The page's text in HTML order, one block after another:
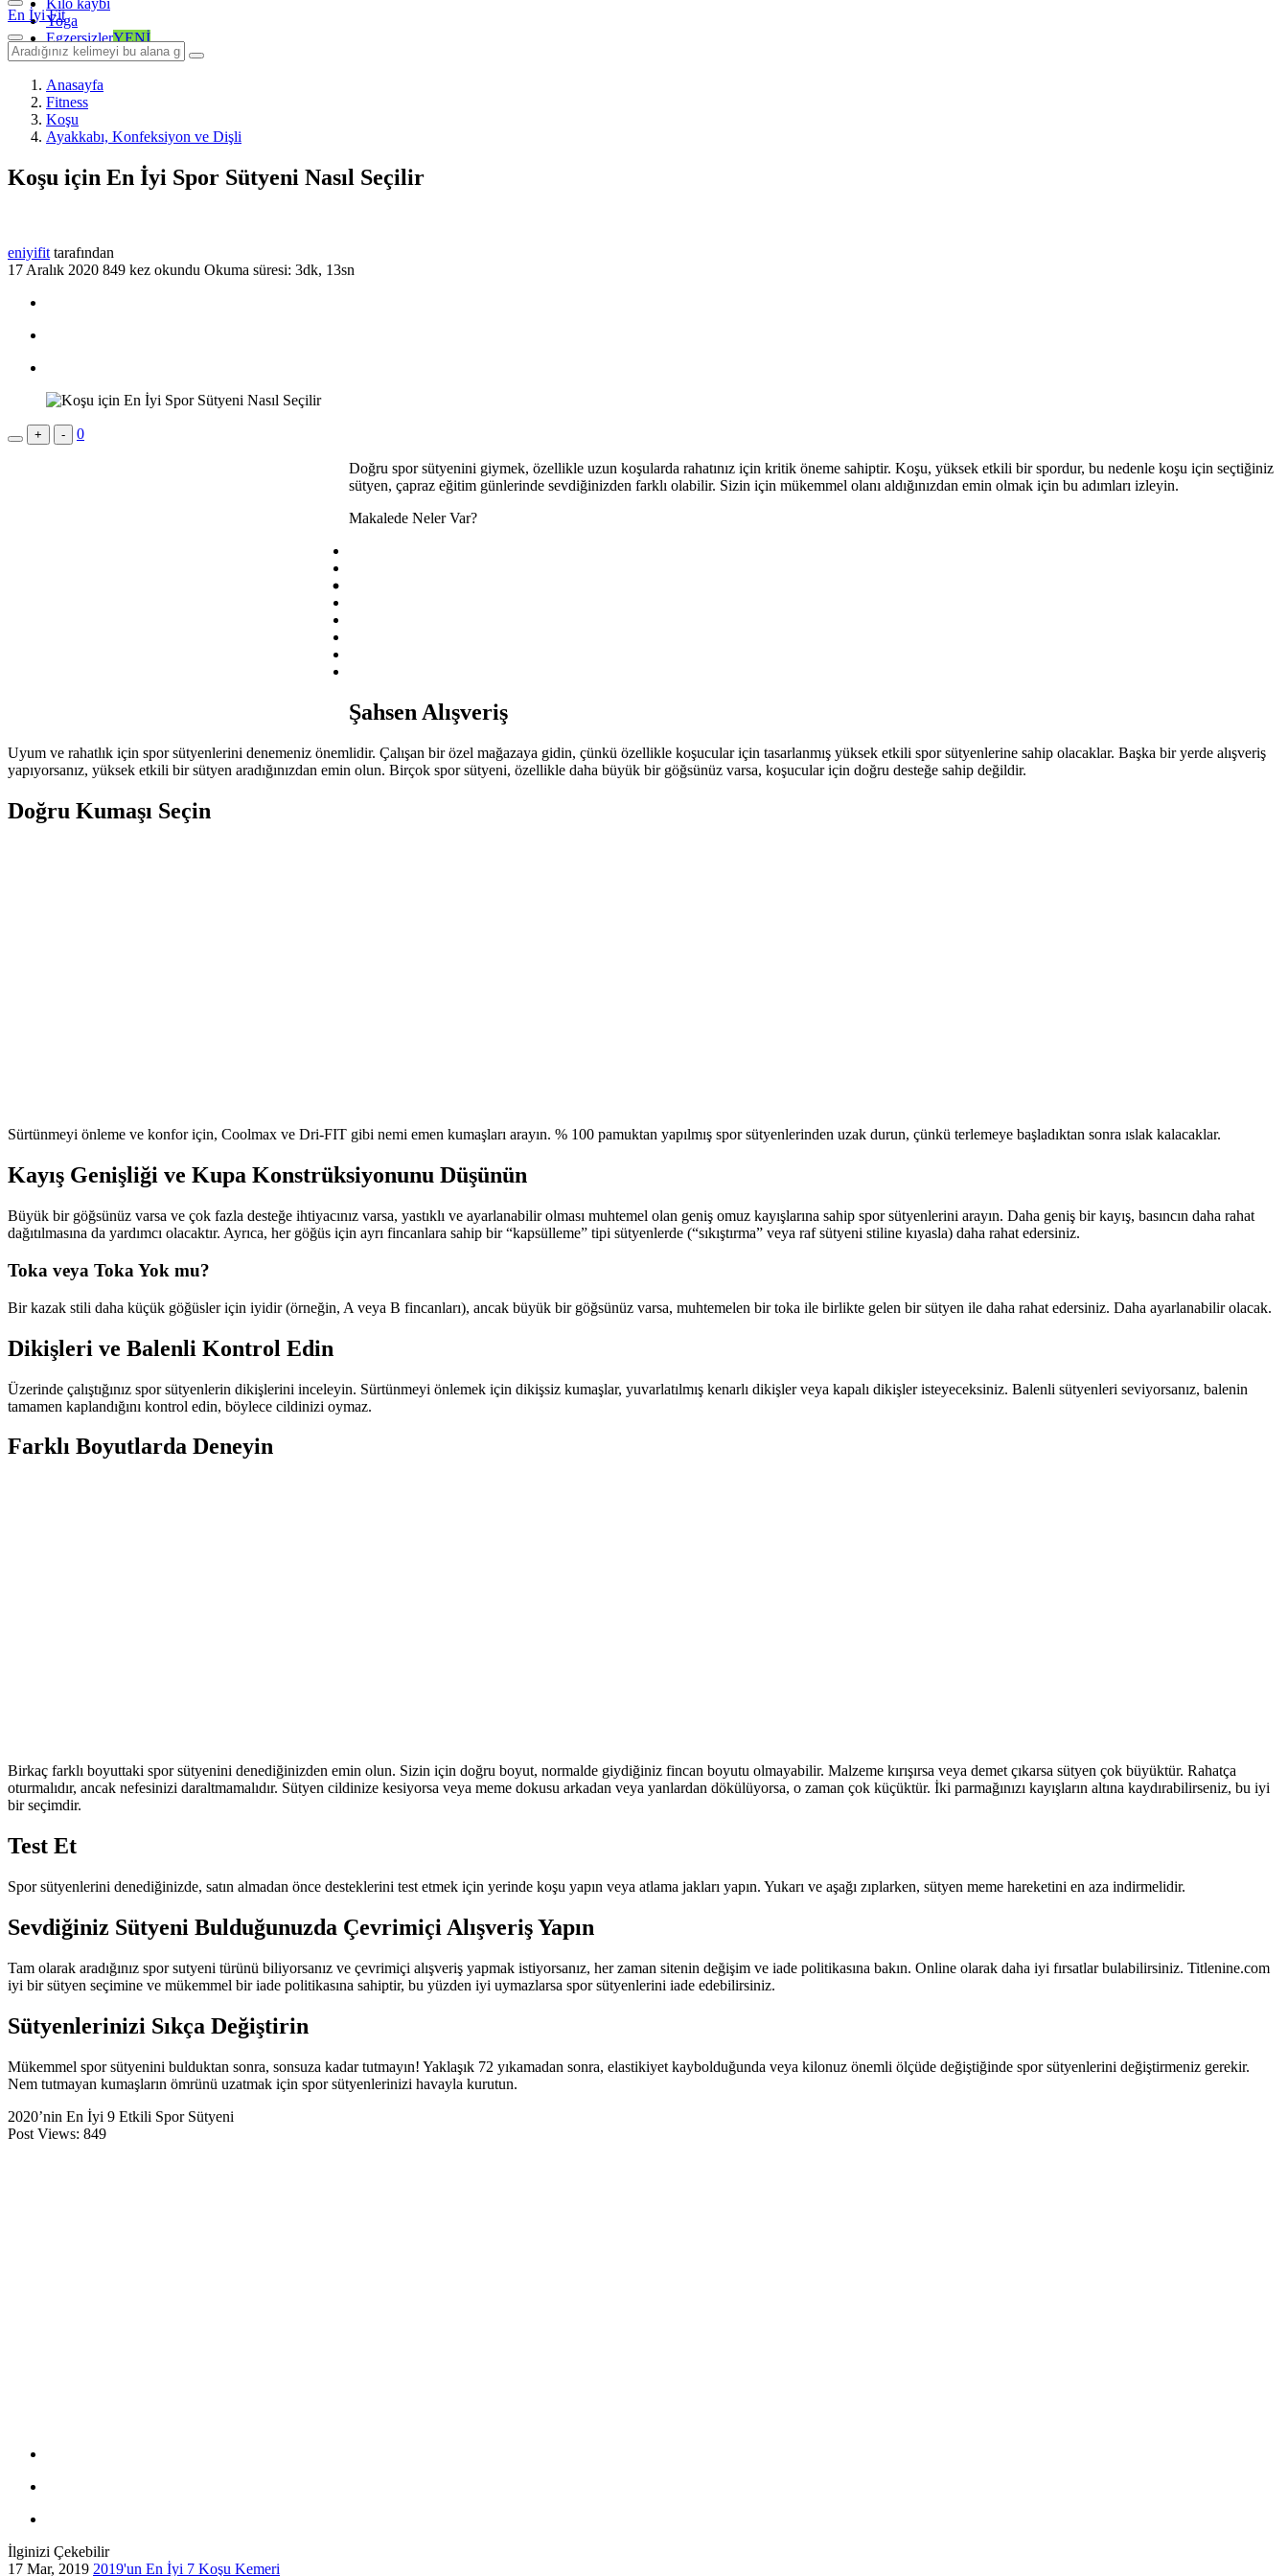
Kilo kaybı
Yoga
EgzersizlerYENİ
En İyi Fit
Anasayfa
Fitness
Koşu
Ayakkabı, Konfeksiyon ve Dişli
Koşu için En İyi Spor Sütyeni Nasıl Seçilir
eniyifit tarafından
17 Aralık 2020 849 kez okundu Okuma süresi: 3dk, 13sn
+ - 0
Doğru spor sütyenini giymek, özellikle uzun koşularda rahatınız için kritik öneme sahiptir. Koşu, yüksek etkili bir spordur, bu nedenle koşu için seçtiğiniz
sütyen, çapraz eğitim günlerinde sevdiğinizden farklı olabilir. Sizin için mükemmel olanı aldığınızdan emin olmak için bu adımları izleyin.
Makalede Neler Var?
Şahsen Alışveriş
Uyum ve rahatlık için spor sütyenlerini denemeniz önemlidir. Çalışan bir özel mağazaya gidin, çünkü özellikle koşucular için tasarlanmış yüksek etkili spor sütyenlerine sahip olacaklar. Başka bir yerde alışveriş
yapıyorsanız, yüksek etkili bir sütyen aradığınızdan emin olun. Birçok spor sütyeni, özellikle daha büyük bir göğsünüz varsa, koşucular için doğru desteğe sahip değildir.
Doğru Kumaşı Seçin
Sürtünmeyi önleme ve konfor için, Coolmax ve Dri-FIT gibi nemi emen kumaşları arayın. % 100 pamuktan yapılmış spor sütyenlerinden uzak durun, çünkü terlemeye başladıktan sonra ıslak kalacaklar.
Kayış Genişliği ve Kupa Konstrüksiyonunu Düşünün
Büyük bir göğsünüz varsa ve çok fazla desteğe ihtiyacınız varsa, yastıklı ve ayarlanabilir olması muhtemel olan geniş omuz kayışlarına sahip spor sütyenlerini arayın. Daha geniş bir kayış, basıncın daha rahat
dağıtılmasına da yardımcı olacaktır. Ayrıca, her göğüs için ayrı fincanlara sahip bir “kapsülleme” tipi sütyenlerde (“sıkıştırma” veya raf sütyeni stiline kıyasla) daha rahat edersiniz.
Toka veya Toka Yok mu?
Bir kazak stili daha küçük göğüsler için iyidir (örneğin, A veya B fincanları), ancak büyük bir göğsünüz varsa, muhtemelen bir toka ile birlikte gelen bir sütyen ile daha rahat edersiniz. Daha ayarlanabilir olacak.
Dikişleri ve Balenli Kontrol Edin
Üzerinde çalıştığınız spor sütyenlerin dikişlerini inceleyin. Sürtünmeyi önlemek için dikişsiz kumaşlar, yuvarlatılmış kenarlı dikişler veya kapalı dikişler isteyeceksiniz. Balenli sütyenleri seviyorsanız, balenin
tamamen kaplandığını kontrol edin, böylece cildinizi oymaz.
Farklı Boyutlarda Deneyin
Birkaç farklı boyuttaki spor sütyenini denediğinizden emin olun. Sizin için doğru boyut, normalde giydiğiniz fincan boyutu olmayabilir. Malzeme kırışırsa veya demet çıkarsa sütyen çok büyüktür. Rahatça
oturmalıdır, ancak nefesinizi daraltmamalıdır. Sütyen cildinize kesiyorsa veya meme dokusu arkadan veya yanlardan dökülüyorsa, o zaman çok küçüktür. İki parmağınızı kayışların altına kaydırabilirseniz, bu iyi
bir seçimdir.
Test Et
Spor sütyenlerini denediğinizde, satın almadan önce desteklerini test etmek için yerinde koşu yapın veya atlama jakları yapın. Yukarı ve aşağı zıplarken, sütyen meme hareketini en aza indirmelidir.
Sevdiğiniz Sütyeni Bulduğunuzda Çevrimiçi Alışveriş Yapın
Tam olarak aradığınız spor sutyeni türünü biliyorsanız ve çevrimiçi alışveriş yapmak istiyorsanız, her zaman sitenin değişim ve iade politikasına bakın. Online olarak daha iyi fırsatlar bulabilirsiniz. Titlenine.com
iyi bir sütyen seçimine ve mükemmel bir iade politikasına sahiptir, bu yüzden iyi uymazlarsa spor sütyenlerini iade edebilirsiniz.
Sütyenlerinizi Sıkça Değiştirin
Mükemmel spor sütyenini bulduktan sonra, sonsuza kadar tutmayın! Yaklaşık 72 yıkamadan sonra, elastikiyet kaybolduğunda veya kilonuz önemli ölçüde değiştiğinde spor sütyenlerini değiştirmeniz gerekir.
Nem tutmayan kumaşların ömrünü uzatmak için spor sütyenlerinizi havayla kurutun.
2020’nin En İyi 9 Etkili Spor Sütyeni
Post Views: 849
İlginizi Çekebilir
17 Mar, 2019 2019'un En İyi 7 Koşu Kemeri